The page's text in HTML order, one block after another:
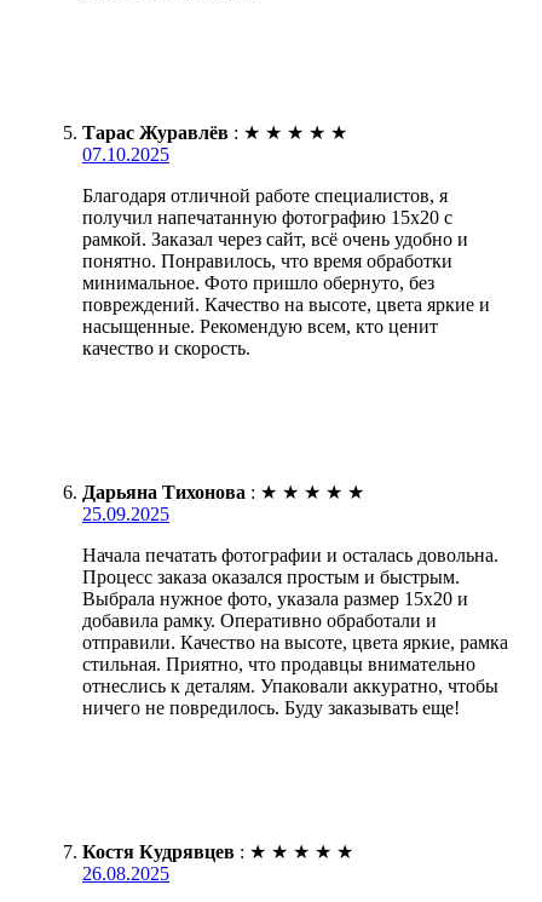
Тарас Журавлёв : ★ ★ ★ ★ ★
07.10.2025
Благодаря отличной работе специалистов, я
получил напечатанную фотографию 15х20 с
рамкой. Заказал через сайт, всё очень удобно и
понятно. Понравилось, что время обработки
минимальное. Фото пришло обернуто, без
повреждений. Качество на высоте, цвета яркие и
насыщенные. Рекомендую всем, кто ценит
качество и скорость.
Дарьяна Тихонова : ★ ★ ★ ★ ★
25.09.2025
Начала печатать фотографии и осталась довольна.
Процесс заказа оказался простым и быстрым.
Выбрала нужное фото, указала размер 15х20 и
добавила рамку. Оперативно обработали и
отправили. Качество на высоте, цвета яркие, рамка
стильная. Приятно, что продавцы внимательно
отнеслись к деталям. Упаковали аккуратно, чтобы
ничего не повредилось. Буду заказывать еще!
Костя Кудрявцев : ★ ★ ★ ★ ★
26.08.2025